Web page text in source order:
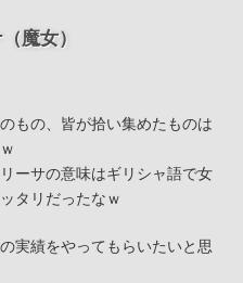
魔女）
もの、皆が拾い集めたものは
ーサの意味はギリシャ語で女
タリだったなｗ
実績をやってもらいたいと思